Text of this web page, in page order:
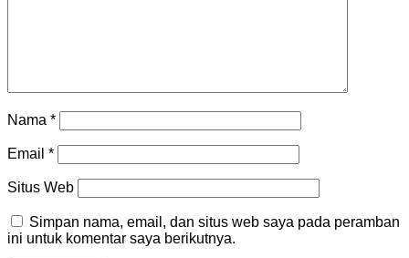
Nama *
Email *
Situs Web
Simpan nama, email, dan situs web saya pada peramban
ini untuk komentar saya berikutnya.